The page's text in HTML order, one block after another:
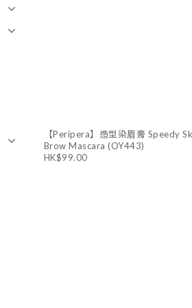
【Peripera】造型染眉膏 Speedy
Brow Mascara (OY443)
HK$99.00